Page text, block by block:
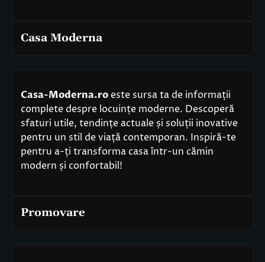
Casa Moderna
Casa-Moderna.roeste sursa ta de informații
complete despre locuințe moderne. Descoperă
sfaturi utile, tendințe actuale și soluții inovative
pentru un stil de viață contemporan. Inspiră-te
pentru a-ți transforma casa într-un cămin
modern și confortabil!
Promovare